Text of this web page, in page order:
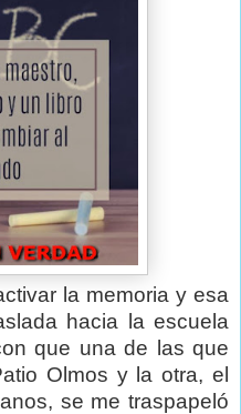
la memoria y esa
hacia la escuela
que una de las que
Olmos y la otra, el
se me traspapeló